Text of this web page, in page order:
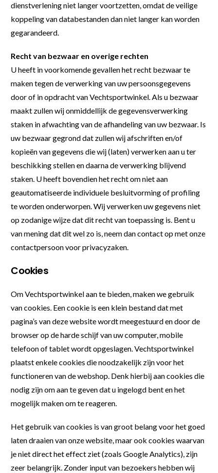
dienstverlening niet langer voortzetten, omdat de veilige
koppeling van databestanden dan niet langer kan worden
gegarandeerd.
Recht van bezwaar en overige rechten
U heeft in voorkomende gevallen het recht bezwaar te
maken tegen de verwerking van uw persoonsgegevens
door of in opdracht van Vechtsportwinkel. Als u bezwaar
maakt zullen wij onmiddellijk de gegevensverwerking
staken in afwachting van de afhandeling van uw bezwaar. Is
uw bezwaar gegrond dat zullen wij afschriften en/of
kopieën van gegevens die wij (laten) verwerken aan u ter
beschikking stellen en daarna de verwerking blijvend
staken. U heeft bovendien het recht om niet aan
geautomatiseerde individuele besluitvorming of profiling
te worden onderworpen. Wij verwerken uw gegevens niet
op zodanige wijze dat dit recht van toepassing is. Bent u
van mening dat dit wel zo is, neem dan contact op met onze
contactpersoon voor privacyzaken.
Cookies
Om Vechtsportwinkel aan te bieden, maken we gebruik
van cookies. Een cookie is een klein bestand dat met
pagina’s van deze website wordt meegestuurd en door de
browser op de harde schijf van uw computer, mobile
telefoon of tablet wordt opgeslagen. Vechtsportwinkel
plaatst enkele cookies die noodzakelijk zijn voor het
functioneren van de webshop. Denk hierbij aan cookies die
nodig zijn om aan te geven dat u ingelogd bent en het
mogelijk maken om te reageren.
Het gebruik van cookies is van groot belang voor het goed
laten draaien van onze website, maar ook cookies waarvan
je niet direct het effect ziet (zoals Google Analytics), zijn
zeer belangrijk. Zonder input van bezoekers hebben wij